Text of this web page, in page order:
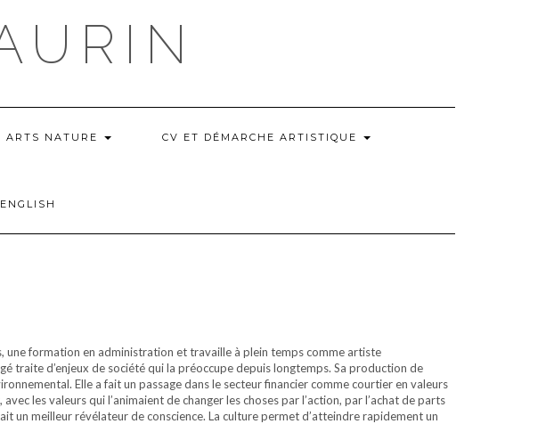
ARTS NATURE CV ET DÉMARCHE ARTISTIQUE
ENGLISH
une formation en administration et travaille à plein temps comme artiste
traite d’enjeux de société qui la préoccupe depuis longtemps. Sa production de
Elle a fait un passage dans le secteur financier comme courtier en valeurs
les valeurs qui l’animaient de changer les choses par l’action, par l’achat de parts
un meilleur révélateur de conscience. La culture permet d’atteindre rapidement un